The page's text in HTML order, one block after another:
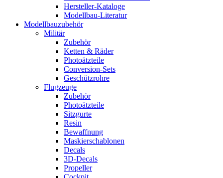
Hersteller-Kataloge
Modellbau-Literatur
Modellbauzubehör
Militär
Zubehör
Ketten & Räder
Photoätzteile
Conversion-Sets
Geschützrohre
Flugzeuge
Zubehör
Photoätzteile
Sitzgurte
Resin
Bewaffnung
Maskierschablonen
Decals
3D-Decals
Propeller